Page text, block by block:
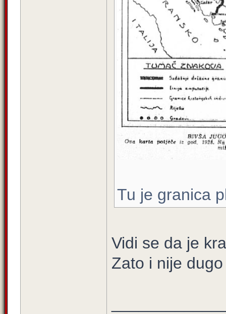
Tu je granica
Vidi se da je
Zato i nije